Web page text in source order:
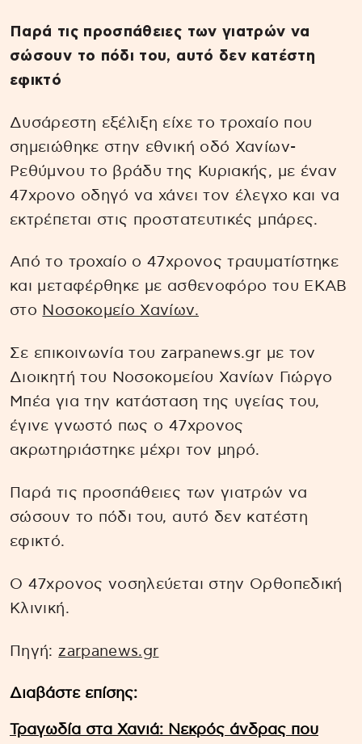
Παρά τις προσπάθειες των γιατρών να
σώσουν το πόδι του, αυτό δεν κατέστη
εφικτό
Δυσάρεστη εξέλιξη είχε το τροχαίο που
σημειώθηκε στην εθνική οδό Χανίων-
Ρεθύμνου το βράδυ της Κυριακής, με έναν
47χρονο οδηγό να χάνει τον έλεγχο και να
εκτρέπεται στις προστατευτικές μπάρες.
Από το τροχαίο ο 47χρονος τραυματίστηκε
και μεταφέρθηκε με ασθενοφόρο του ΕΚΑΒ
στο Νοσοκομείο Χανίων.
Σε επικοινωνία του zarpanews.gr με τον
Διοικητή του Νοσοκομείου Χανίων Γιώργο
Μπέα για την κατάσταση της υγείας του,
έγινε γνωστό πως ο 47χρονος
ακρωτηριάστηκε μέχρι τον μηρό.
Παρά τις προσπάθειες των γιατρών να
σώσουν το πόδι του, αυτό δεν κατέστη
εφικτό.
Ο 47χρονος νοσηλεύεται στην Ορθοπεδική
Κλινική.
Πηγή: zarpanews.gr
Διαβάστε επίσης:
Τραγωδία στα Χανιά: Νεκρός άνδρας που